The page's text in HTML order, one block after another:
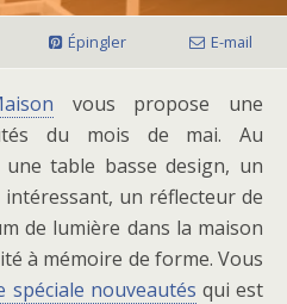
Épingler E-mail
vous propose une
du mois de mai. Au
table basse design, un
un réflecteur de
de lumière dans la maison
à mémoire de forme. Vous
spéciale nouveautés qui est